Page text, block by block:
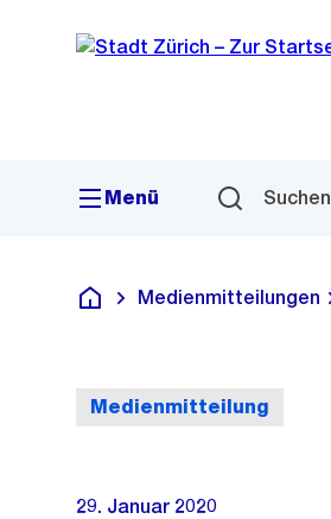
Navigation
Sprunglink
Menü Suchen
Deutsch
Medienmitteilungen
Medienmitteilung
29. Januar 2020